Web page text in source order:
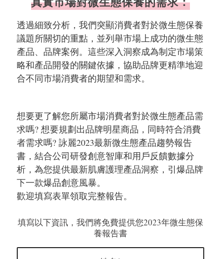
透過細致分析，我們突顯消費者對於微生態保養
議題所關切的重點，並列舉市場上成功的微生態
產品、品牌案例。這些深入洞察成為制定市場策
略和產品開發的關鍵依據，協助品牌更精準地迎
合不同市場消費者的期望和需求。
想要更了解您所屬市場消費者對於微生態產品需
求嗎? 想要規劃出品牌明星商品，同時符合消費
者需求嗎? 詠麗2023最新微生態產品趨勢報告
書，結合公司研發創意智庫和用戶反饋數據分
析，為您提供最新肌膚護理產品洞察，引爆品牌
下一款爆品創意風暴。
歡迎填寫表單領取完整報告。
填寫以下資訊，我們將免費提供您2023年微生態保
養報告書